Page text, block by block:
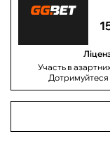
Участь в
Дотримуйтеся